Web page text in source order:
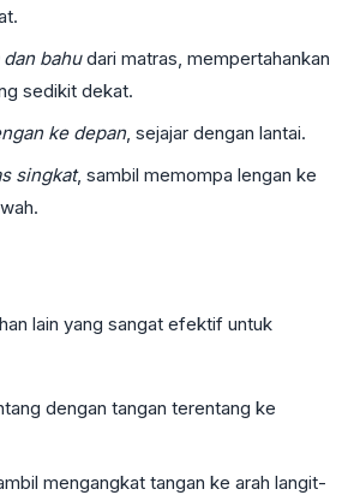
bahudari matras, mempertahankan
sedikit dekat.
ke depan, sejajar dengan lantai.
singkat, sambil memompa lengan ke
lain yang sangat efektif untuk
dengan tangan terentang ke
mengangkat tangan ke arah langit-